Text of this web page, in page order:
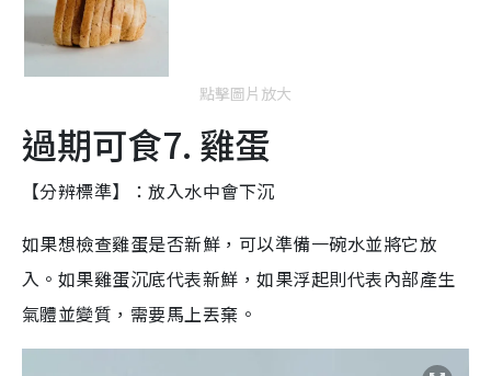
點擊圖片放大
過期可食7. 雞蛋
【分辨標準】：放入水中會下沉
如果想檢查雞蛋是否新鮮，可以準備一碗水並將它放
入。如果雞蛋沉底代表新鮮，如果浮起則代表內部產生
氣體並變質，需要馬上丟棄。